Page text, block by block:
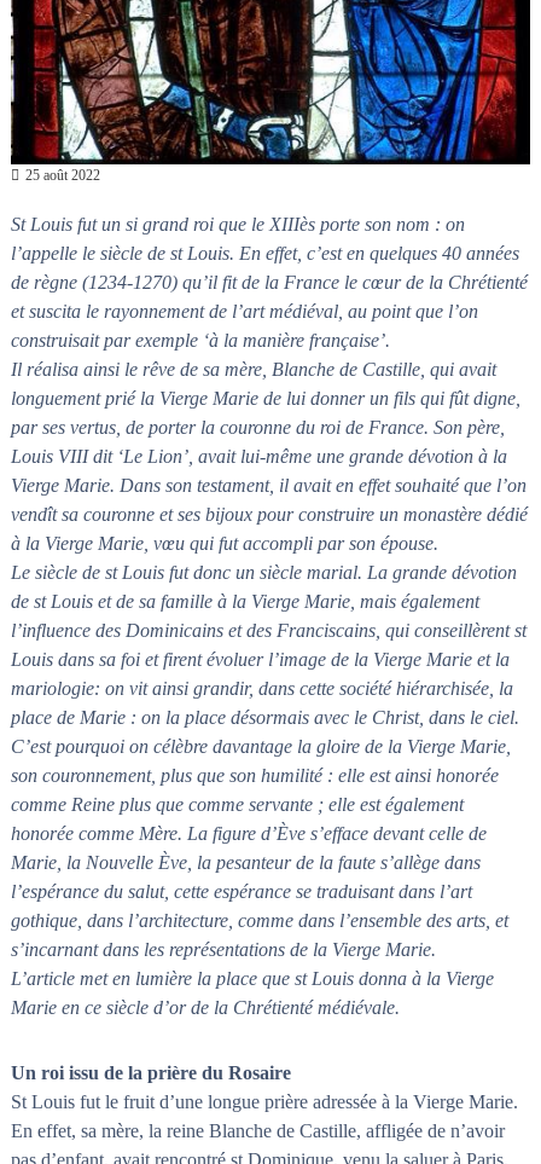
25 août 2022
St Louis fut un si grand roi que le XIIIès porte son nom : on
l’appelle le siècle de st Louis. En effet, c’est en quelques 40 années
de règne (1234-1270) qu’il fit de la France le cœur de la Chrétienté
et suscita le rayonnement de l’art médiéval, au point que l’on
construisait par exemple ‘à la manière française’.
Il réalisa ainsi le rêve de sa mère, Blanche de Castille, qui avait
longuement prié la Vierge Marie de lui donner un fils qui fût digne,
par ses vertus, de porter la couronne du roi de France. Son père,
Louis VIII dit ‘Le Lion’, avait lui-même une grande dévotion à la
Vierge Marie. Dans son testament, il avait en effet souhaité que l’on
vendît sa couronne et ses bijoux pour construire un monastère dédié
à la Vierge Marie, vœu qui fut accompli par son épouse.
Le siècle de st Louis fut donc un siècle marial. La grande dévotion
de st Louis et de sa famille à la Vierge Marie, mais également
l’influence des Dominicains et des Franciscains, qui conseillèrent st
Louis dans sa foi et firent évoluer l’image de la Vierge Marie et la
mariologie: on vit ainsi grandir, dans cette société hiérarchisée, la
place de Marie : on la place désormais avec le Christ, dans le ciel.
C’est pourquoi on célèbre davantage la gloire de la Vierge Marie,
son couronnement, plus que son humilité : elle est ainsi honorée
comme Reine plus que comme servante ; elle est également
honorée comme Mère. La figure d’Ève s’efface devant celle de
Marie, la Nouvelle Ève, la pesanteur de la faute s’allège dans
l’espérance du salut, cette espérance se traduisant dans l’art
gothique, dans l’architecture, comme dans l’ensemble des arts, et
s’incarnant dans les représentations de la Vierge Marie.
L’article met en lumière la place que st Louis donna à la Vierge
Marie en ce siècle d’or de la Chrétienté médiévale.
Un roi issu de la prière du Rosaire
St Louis fut le fruit d’une longue prière adressée à la Vierge Marie.
En effet, sa mère, la reine Blanche de Castille, affligée de n’avoir
pas d’enfant, avait rencontré st Dominique, venu la saluer à Paris.